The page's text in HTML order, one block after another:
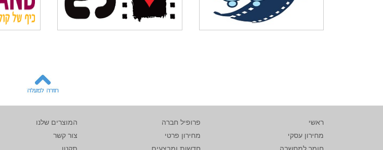
ראשי פרופיל חברה
המוצרים שלנו
מחירון עסקי
מחירון פרטי
צור קשר